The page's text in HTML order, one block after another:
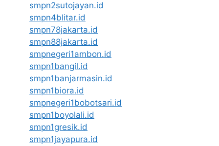
smpn2sutojayan.id
smpn4blitar.id
smpn78jakarta.id
smpn88jakarta.id
smpnegeri1ambon.id
smpn1bangil.id
smpn1banjarmasin.id
smpn1biora.id
smpnegeri1bobotsari.id
smpn1boyolali.id
smpn1gresik.id
smpn1jayapura.id